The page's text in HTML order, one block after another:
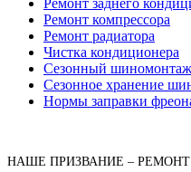
Ремонт компрессора
Ремонт радиатора
Чистка кондиционера
Сезонный шиномонтаж
Сезонное хранение
Нормы заправки
НАШЕ ПРИЗВАНИЕ –